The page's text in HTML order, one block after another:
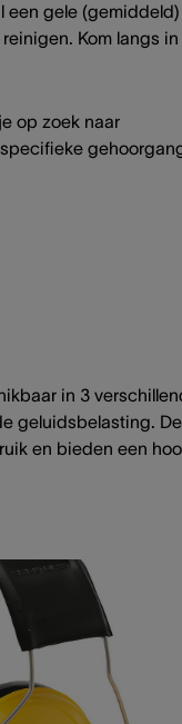
een gele (gemiddeld)
Kom langs in
op zoek naar
in 3
geluidsbelasting. De
en bieden een